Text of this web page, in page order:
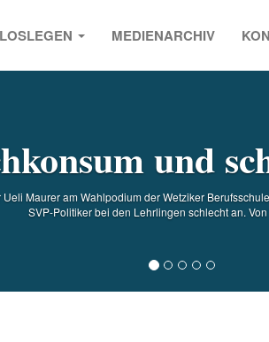
LOSLEGEN MEDIENARCHIV
und
Maurer am Wahlpodium der Wetziker
SVP-Politiker bei den Lehrlingen schlecht an. Von